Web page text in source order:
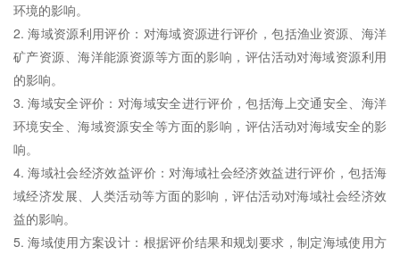
环境的影响。
2. 海域资源利用评价：对海域资源进行评价，包括渔业资源、海洋
矿产资源、海洋能源资源等方面的影响，评估活动对海域资源利用
的影响。
3. 海域安全评价：对海域安全进行评价，包括海上交通安全、海洋
环境安全、海域资源安全等方面的影响，评估活动对海域安全的影
响。
4. 海域社会经济效益评价：对海域社会经济效益进行评价，包括海
域经济发展、人类活动等方面的影响，评估活动对海域社会经济效
益的影响。
5. 海域使用方案设计：根据评价结果和规划要求，制定海域使用方